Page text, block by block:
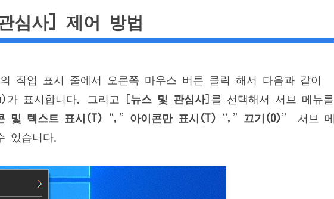
심사] 제어 방법
의 작업 표시 줄에서 오른쪽 마우스 버튼 클릭 해서 다음과 같이
가 표시합니다. 그리고 [ 뉴스 및 관심사]를 선택해서 서브 메뉴를
및 텍스트 표시(T) “,” 아이콘만 표시(T) “,” 끄기(O)” 서브 메
있습니다.